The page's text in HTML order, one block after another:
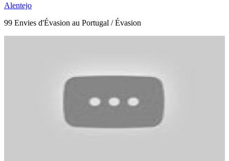
Alentejo
99 Envies d'Évasion au Portugal / Évasion